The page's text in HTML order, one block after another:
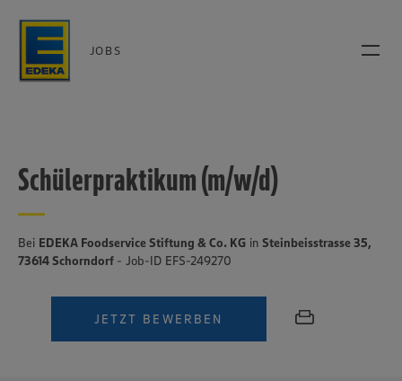
JOBS
Schülerpraktikum (m/w/d)
Bei EDEKA Foodservice Stiftung & Co. KG in Steinbeisstrasse 35,
73614 Schorndorf - Job-ID EFS-249270
JETZT BEWERBEN